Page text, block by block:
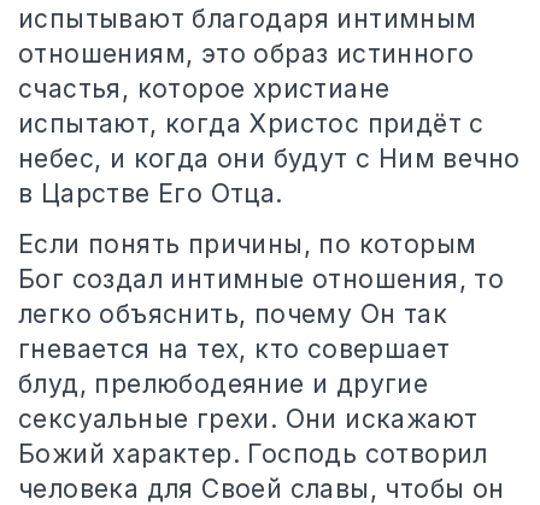
испытывают благодаря интимным
отношениям, это образ истинного
счастья, которое христиане
испытают, когда Христос придёт с
небес, и когда они будут с Ним вечно
в Царстве Его Отца.
Если понять причины, по которым
Бог создал интимные отношения, то
легко объяснить, почему Он так
гневается на тех, кто совершает
блуд, прелюбодеяние и другие
сексуальные грехи. Они искажают
Божий характер. Господь сотворил
человека для Своей славы, чтобы он